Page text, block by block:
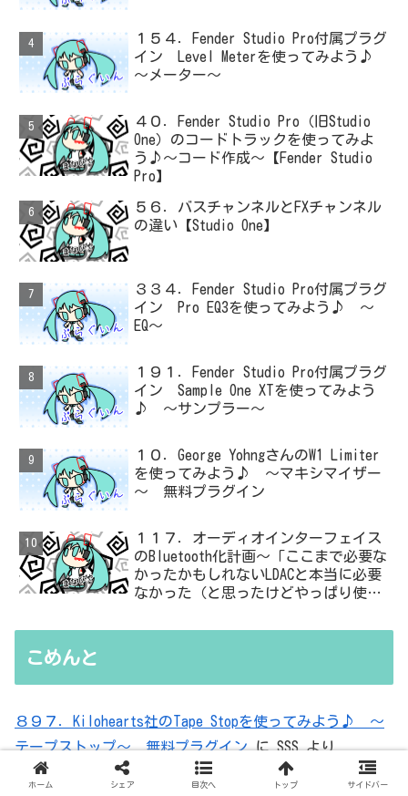
１５４．Fender Studio Pro付属プラグ
イン Level Meterを使ってみよう♪
～メーター～
４０．Fender Studio Pro（旧Studio
One）のコードトラックを使ってみよ
う♪～コード作成～【Fender Studio
Pro】
５６．バスチャンネルとFXチャンネル
の違い【Studio One】
３３４．Fender Studio Pro付属プラグ
イン Pro EQ3を使ってみよう♪ ～
EQ～
１９１．Fender Studio Pro付属プラグ
イン Sample One XTを使ってみよう
♪ ～サンプラー～
１０．George YohngさんのW1 Limiter
を使ってみよう♪ ～マキシマイザー
～ 無料プラグイン
１１７．オーディオインターフェイス
のBluetooth化計画～「ここまで必要な
かったかもしれないLDACと本当に必要
なかった（と思ったけどやっぱり使っ
無駄を重ねた結論はシンプルだった
こめんと
８９７．Kilohearts社のTape Stopを使ってみよう♪ ～
テープストップ～ 無料プラグインにSSSより
８９７．Kilohearts社のTape Stopを使ってみよう♪ ～
ホーム シェア 目次へ トップ サイドバー